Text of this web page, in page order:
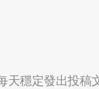
穩定發出投稿